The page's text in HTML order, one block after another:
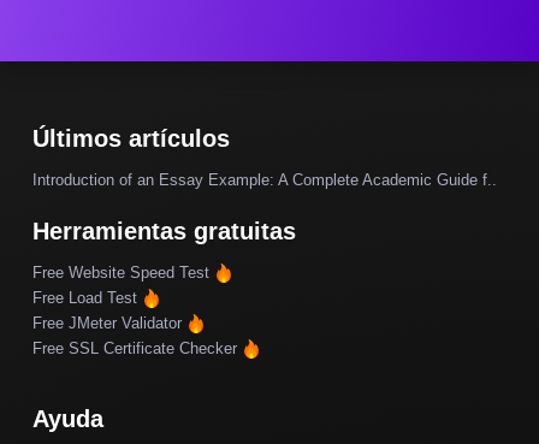
Últimos artículos
Introduction of an Essay Example: A Complete Academic Guide f..
Herramientas gratuitas
Free Website Speed Test
Free Load Test
Free JMeter Validator
Free SSL Certificate Checker
Ayuda